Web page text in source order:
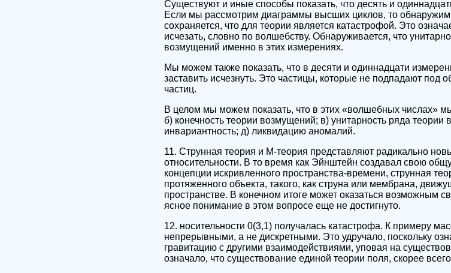
Существуют и иные способы показать, что десять и
Если мы рассмотрим диаграммы высших циклов, то
сохраняется, что для теории является катастрофой. Это
исчезать, словно по волшебству. Обнаруживается, что
возмущений именно в этих измерениях.
Мы можем также показать, что в десяти и одиннадцати
заставить исчезнуть. Это частицы, которые не подпадают под
частиц.
В целом мы можем показать, что в этих «волшебных числах»
б) конечность теории возмущений; в) унитарность ряда
инвариантность; д) ликвидацию аномалий.
11. Струнная теория и М-теория представляют радикально
относительности. В то время как Эйнштейн создавал свою
концепции искривленного пространства-времени, струнная
протяженного объекта, такого, как струна или мембрана,
пространстве. В конечном итоге может оказаться возможным
ясное понимание в этом вопросе еще не достигнуто.
12. носительности 0(3,1) получалась катастрофа. К примеру
непрерывными, а не дискретными. Это удручало, поскольку
гравитацию с другими взаимодействиями, уповая на
означало, что существование единой теории поля, скорее